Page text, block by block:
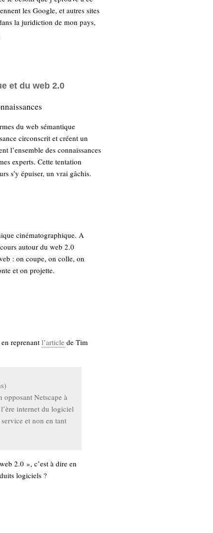
les Google, et autres sites
la juridiction de mon pays,
et du web 2.0
du web sémantique
circonscrit et créent un
l’ensemble des connaissances
experts. Cette tentation
s’y épuiser, un vrai gâchis.
cinématographique. A
autour du web 2.0
: on coupe, on colle, on
et on projette.
reprenant l’article de Tim
opposant Netscape à
internet du logiciel
et non en tant
2.0 », c’est à dire en
logiciels ?